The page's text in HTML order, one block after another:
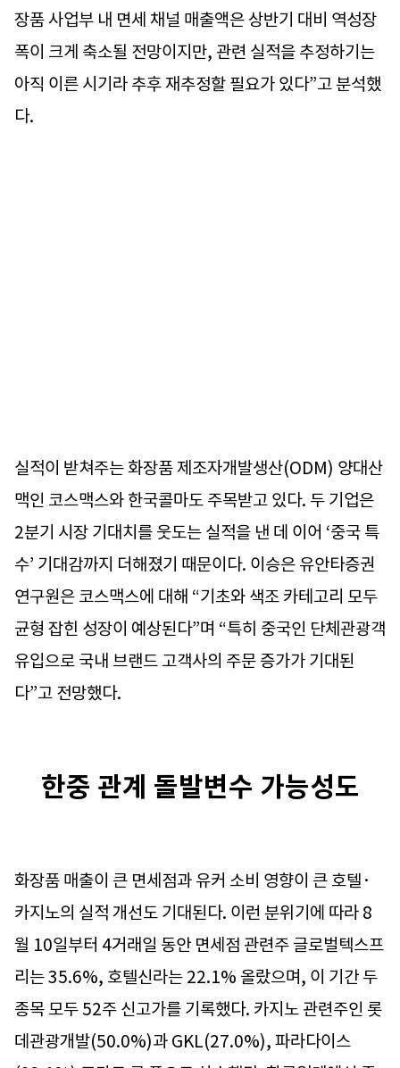
장품 사업부 내 면세 채널 매출액은 상반기 대비 역성장
폭이 크게 축소될 전망이지만, 관련 실적을 추정하기는
아직 이른 시기라 추후 재추정할 필요가 있다”고 분석했
다.
실적이 받쳐주는 화장품 제조자개발생산(ODM) 양대산
맥인 코스맥스와 한국콜마도 주목받고 있다. 두 기업은
2분기 시장 기대치를 웃도는 실적을 낸 데 이어 ‘중국 특
수’ 기대감까지 더해졌기 때문이다. 이승은 유안타증권
연구원은 코스맥스에 대해 “기초와 색조 카테고리 모두
균형 잡힌 성장이 예상된다”며 “특히 중국인 단체관광객
유입으로 국내 브랜드 고객사의 주문 증가가 기대된
다”고 전망했다.
한중 관계 돌발변수 가능성도
화장품 매출이 큰 면세점과 유커 소비 영향이 큰 호텔·
카지노의 실적 개선도 기대된다. 이런 분위기에 따라 8
월 10일부터 4거래일 동안 면세점 관련주 글로벌텍스프
리는 35.6%, 호텔신라는 22.1% 올랐으며, 이 기간 두
종목 모두 52주 신고가를 기록했다. 카지노 관련주인 롯
데관광개발(50.0%)과 GKL(27.0%), 파라다이스